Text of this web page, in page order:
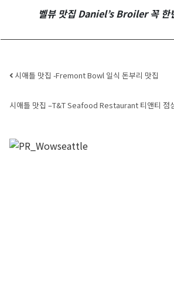
벨뷰 맛집 Daniel’s Broiler 꼭 한
Post navigation
시애틀 맛집 -Fremont Bowl 일식 돈부리 맛집
시애틀 맛집 –T&T Seafood Restaurant 티앤티 점